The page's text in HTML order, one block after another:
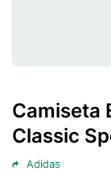
Camiseta
Classic
Adidas